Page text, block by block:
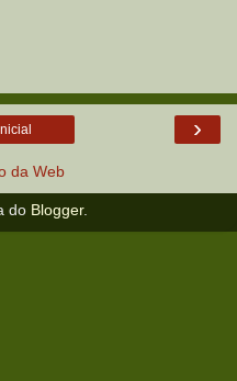
›
da Web
do Blogger.